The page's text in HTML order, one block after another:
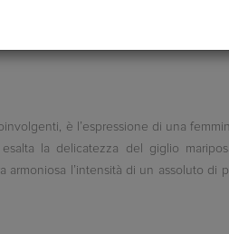
è l’espressione di una
la delicatezza del giglio
l’intensità di un assoluto di